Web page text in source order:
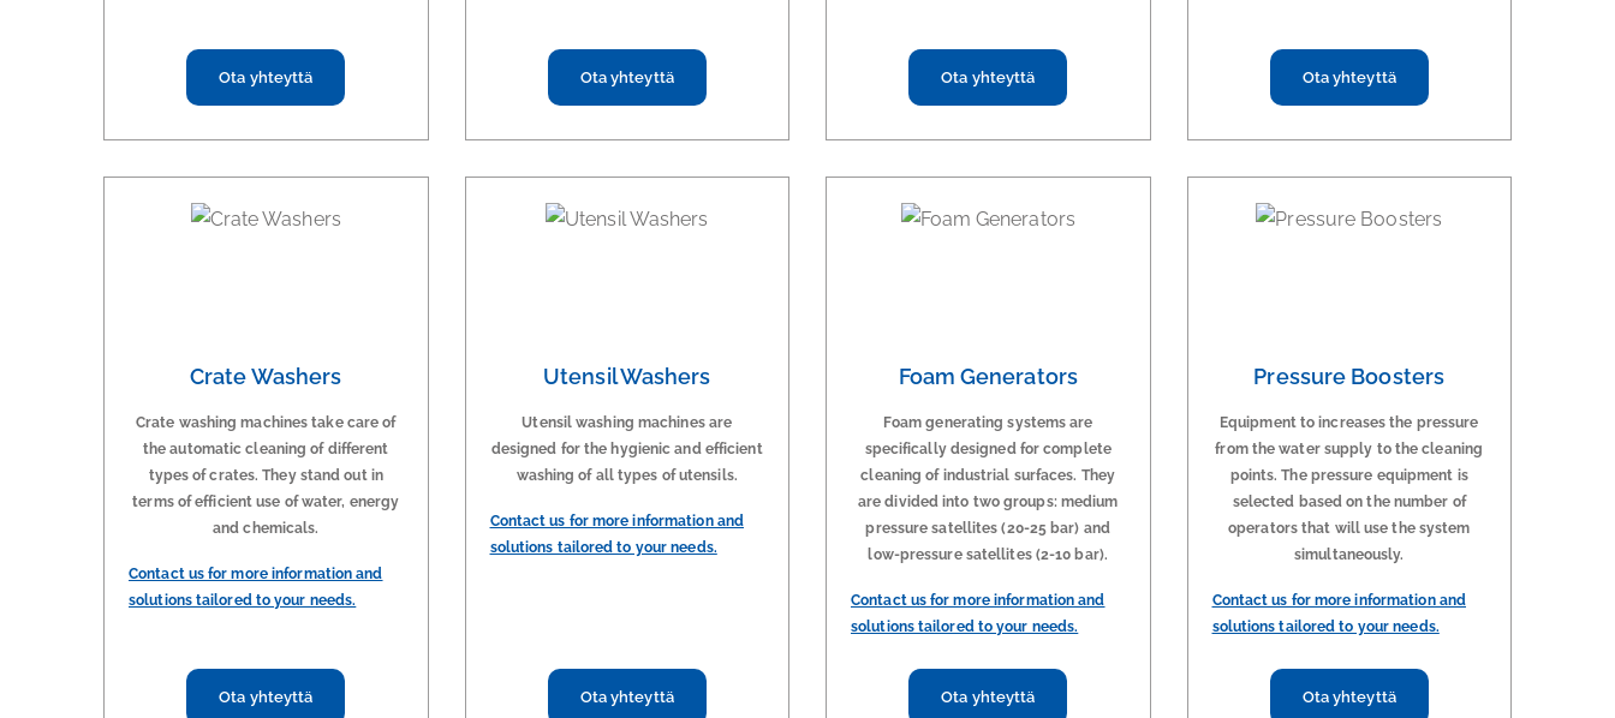
Ota yhteyttä Ota yhteyttä Ota yhteyttä Ota yhteyttä
Crate Washers
Crate washing machines take care of
the automatic cleaning of different
types of crates. They stand out in
terms of efficient use of water, energy
and chemicals.
Contact us for more information and
solutions tailored to your needs.
Ota yhteyttä
Utensil Washers
Utensil washing machines are
designed for the hygienic and efficient
washing of all types of utensils.
Contact us for more information and
solutions tailored to your needs.
Ota yhteyttä
Foam Generators
Foam generating systems are
specifically designed for complete
cleaning of industrial surfaces. They
are divided into two groups: medium
pressure satellites (20-25 bar) and
low-pressure satellites (2-10 bar).
Contact us for more information and
solutions tailored to your needs.
Ota yhteyttä
Pressure Boosters
Equipment to increases the pressure
from the water supply to the cleaning
points. The pressure equipment is
selected based on the number of
operators that will use the system
simultaneously.
Contact us for more information and
solutions tailored to your needs.
Ota yhteyttä